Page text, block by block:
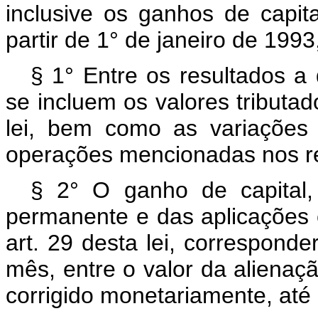
inclusive os ganhos de
partir de 1° de janeiro de
§ 1° Entre os resultados
se incluem os valores
lei, bem como as variações
operações mencionadas nos
§ 2° O ganho de
permanente e das
art. 29 desta lei,
mês, entre o valor da
corrigido monetariamente,